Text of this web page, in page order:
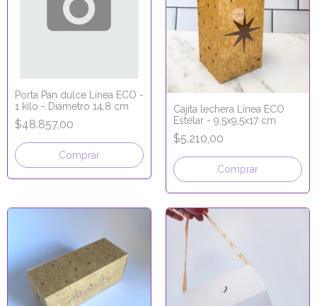
Porta Pan dulce Línea ECO -
1 kilo - Diámetro 14,8 cm
$48.857,00
Comprar
Cajita lechera Línea ECO
Estelar - 9,5x9,5x17 cm
$5.210,00
Comprar